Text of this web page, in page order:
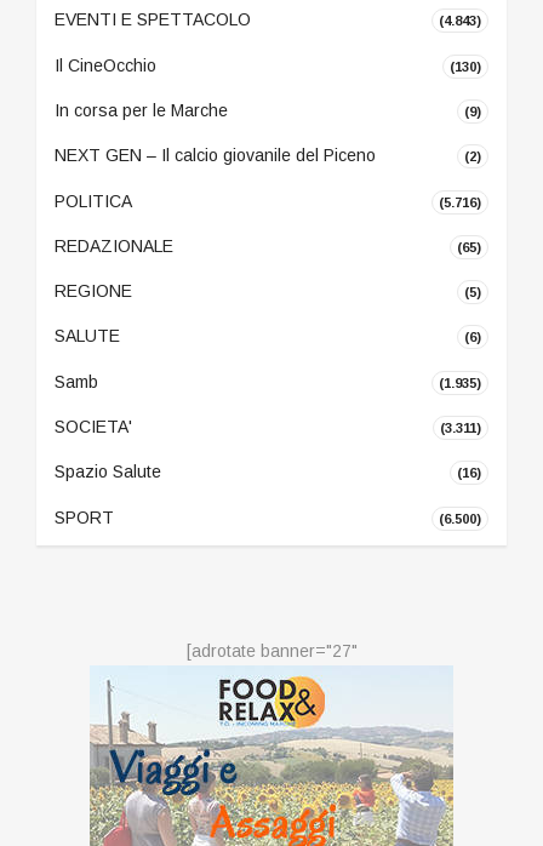
EVENTI E SPETTACOLO (4.843)
Il CineOcchio (130)
In corsa per le Marche (9)
NEXT GEN – Il calcio giovanile del Piceno (2)
POLITICA (5.716)
REDAZIONALE (65)
REGIONE (5)
SALUTE (6)
Samb (1.935)
SOCIETA' (3.311)
Spazio Salute (16)
SPORT (6.500)
[adrotate banner="27"